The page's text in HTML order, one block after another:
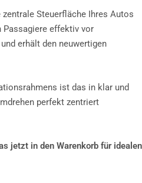
Steuerfläche Ihres Autos
Passagiere effektiv vor
erhält den neuwertigen
ist das in klar und
perfekt zentriert
jetzt in den Warenkorb für idealen